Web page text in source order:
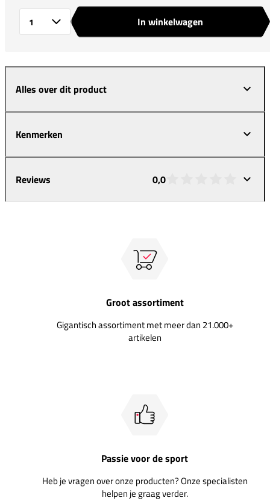
In winkelwagen
Alles over dit product
Kenmerken
Reviews 0,0
Groot assortiment
Gigantisch assortiment met meer dan 21.000+
artikelen
Passie voor de sport
Heb je vragen over onze producten? Onze specialisten
helpen je graag verder.